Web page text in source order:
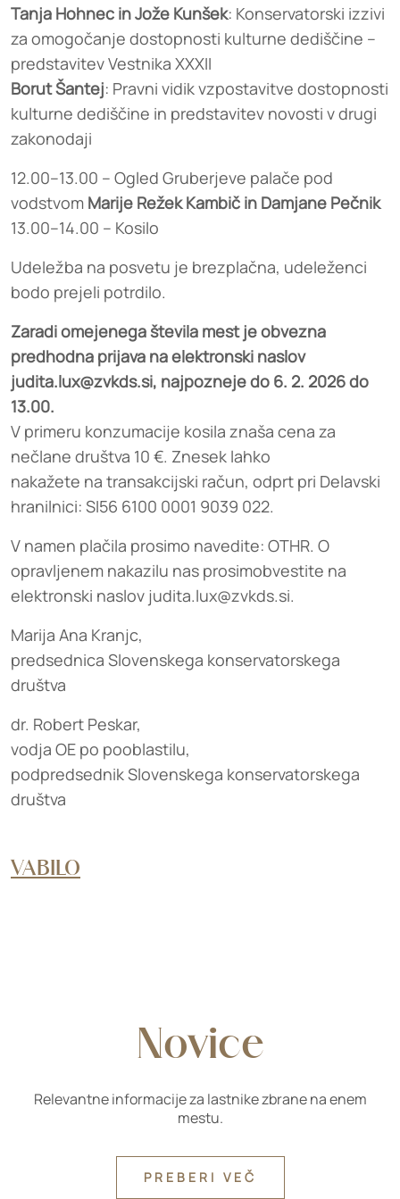
Tanja Hohnec in Jože Kunšek: Konservatorski izzivi
za omogočanje dostopnosti kulturne dediščine –
predstavitev Vestnika XXXII
Borut Šantej: Pravni vidik vzpostavitve dostopnosti
kulturne dediščine in predstavitev novosti v drugi
zakonodaji
12.00–13.00 – Ogled Gruberjeve palače pod
vodstvom Marije Režek Kambič in Damjane Pečnik
13.00–14.00 – Kosilo
Udeležba na posvetu je brezplačna, udeleženci
bodo prejeli potrdilo.
Zaradi omejenega števila mest je obvezna
predhodna prijava na elektronski naslov
judita.lux@zvkds.si, najpozneje do 6. 2. 2026 do
13.00.
V primeru konzumacije kosila znaša cena za
nečlane društva 10 €. Znesek lahko
nakažete na transakcijski račun, odprt pri Delavski
hranilnici: SI56 6100 0001 9039 022.
V namen plačila prosimo navedite: OTHR. O
opravljenem nakazilu nas prosimobvestite na
elektronski naslov judita.lux@zvkds.si.
Marija Ana Kranjc,
predsednica Slovenskega konservatorskega
društva
dr. Robert Peskar,
vodja OE po pooblastilu,
podpredsednik Slovenskega konservatorskega
društva
VABILO
Novice
Relevantne informacije za lastnike zbrane na enem
mestu.
PREBERI VEČ